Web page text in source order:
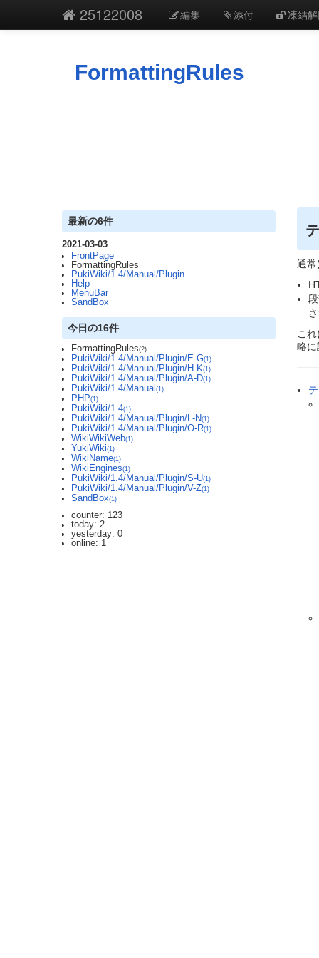
25122008 編集 添付 凍結
FormattingRules
最新の6件
2021-03-03
FrontPage
FormattingRules
PukiWiki/1.4/Manual/Plugin
Help
MenuBar
SandBox
今日の16件
FormattingRules(2)
PukiWiki/1.4/Manual/Plugin/E-G(1)
PukiWiki/1.4/Manual/Plugin/H-K(1)
PukiWiki/1.4/Manual/Plugin/A-D(1)
PukiWiki/1.4/Manual (1)
PHP(1)
PukiWiki/1.4(1)
PukiWiki/1.4/Manual/Plugin/L-N(1)
PukiWiki/1.4/Manual/Plugin/O-R(1)
WikiWikiWeb(1)
YukiWiki(1)
WikiName(1)
WikiEngines(1)
PukiWiki/1.4/Manual/Plugin/S-U(1)
PukiWiki/1.4/Manual/Plugin/V-Z(1)
SandBox(1)
counter: 123
today: 2
yesterday: 0
online: 1
通常
こ
略に